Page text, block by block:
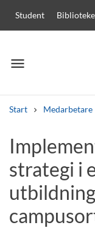
Student
menu
Meny
Start Medarbetare
Andra
Kurser och
Lediga jobb
strategi i